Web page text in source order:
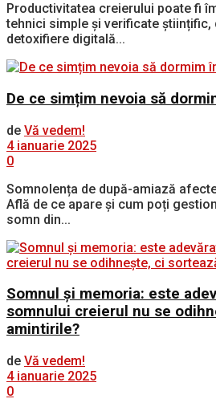
Productivitatea creierului poate fi
tehnici simple și verificate științific,
detoxifiere digitală...
De ce simțim nevoia să
de Vă vedem!
4 ianuarie 2025
0
Somnolența de după-amiază
Află de ce apare și cum poți
somn din...
Somnul și memoria: este
somnului creierul nu se
amintirile?
de Vă vedem!
4 ianuarie 2025
0